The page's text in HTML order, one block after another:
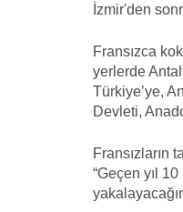
İzmir'den
Fransızca
yerlerde
Türkiye’ye,
Devleti,
Fransızların
“Geçen yıl